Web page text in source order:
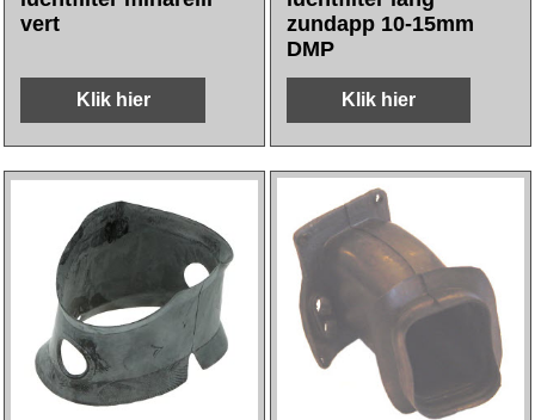
vert
Klik hier
zundapp 10-15mm
DMP
Klik hier